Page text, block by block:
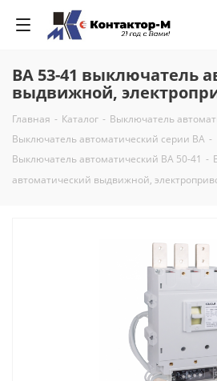
ВА 53-41 выключатель
выдвижной,
Главная - Каталог - Выключатель
Выключатель автоматический серии ВА -
Выключатель автоматический ВА 50-41 -
автоматический выдвижной,